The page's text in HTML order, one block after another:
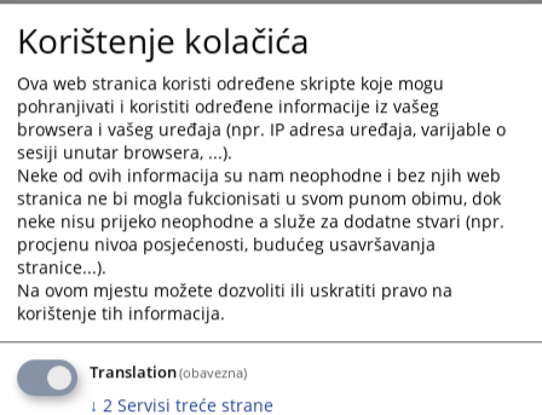
Korištenje kolačića
Ova web stranica koristi određene skripte koje mogu
pohranjivati i koristiti određene informacije iz vašeg
browsera i vašeg uređaja (npr. IP adresa uređaja, varijable o
sesiji unutar browsera, ...).
Neke od ovih informacija su nam neophodne i bez njih web
stranica ne bi mogla fukcionisati u svom punom obimu, dok
neke nisu prijeko neophodne a služe za dodatne stvari (npr.
procjenu nivoa posjećenosti, budućeg usavršavanja
stranice...).
Na ovom mjestu možete dozvoliti ili uskratiti pravo na
korištenje tih informacija.
Translation(obavezna)
↓ 2 Servisi treće strane